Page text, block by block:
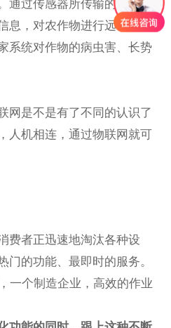
通过传感器所传输的数据，
息，对农作物进行远程管
系统对作物的病虫害、长势
网是不是有了不同的认识了
人机相连，通过物联网就可
费者正迅速地淘汰各种设
门的功能、最即时的服务。
一个制造企业，高效的作业